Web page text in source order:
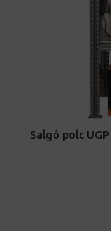
Salgó polc